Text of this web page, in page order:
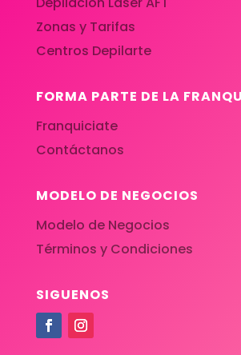
Zonas y Tarifas
Centros Depilarte
FORMA PARTE DE LA
Franquiciate
Contáctanos
MODELO DE NEGOCIOS
Modelo de Negocios
Términos y Condiciones
SIGUENOS